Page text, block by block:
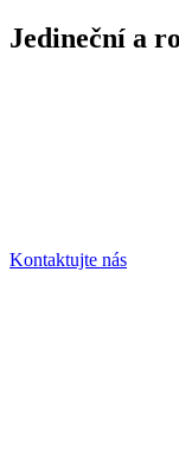
Jedineční a
Kontaktujte nás